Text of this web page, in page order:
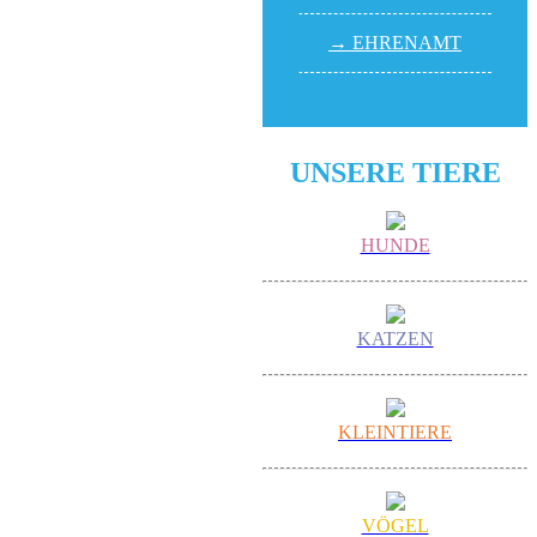
→ EHREN­AMT
UNSERE TIERE
HUNDE
KATZEN
KLEINTIERE
VÖGEL